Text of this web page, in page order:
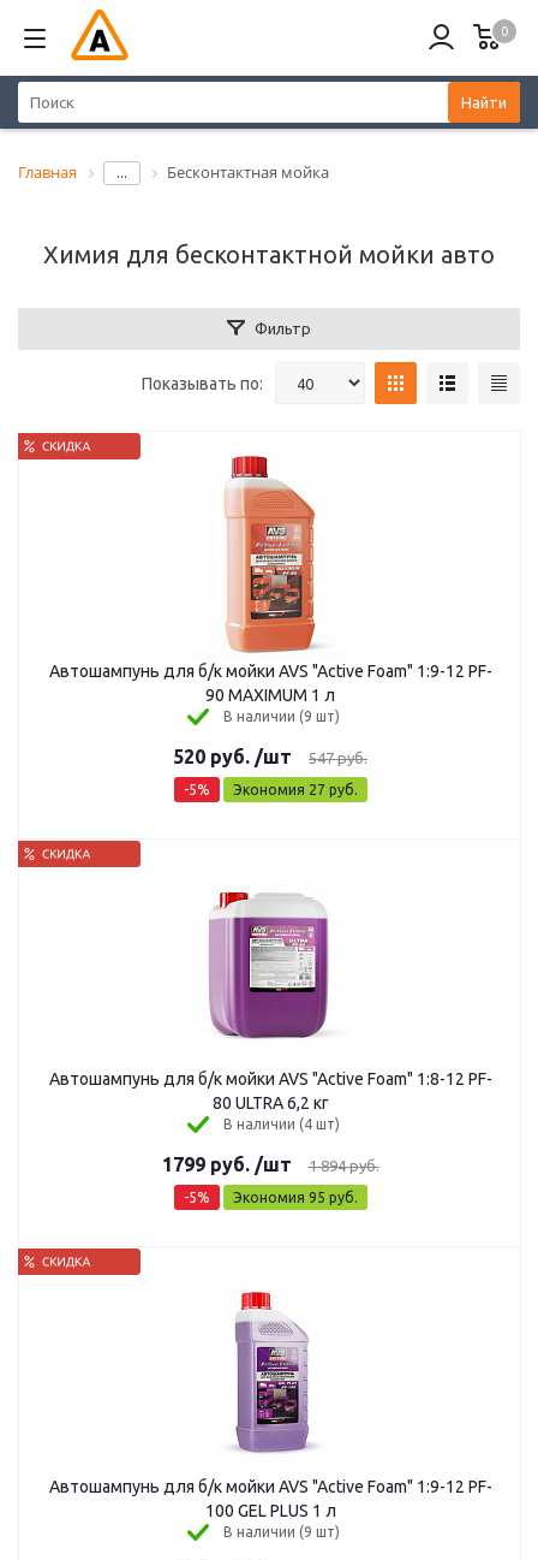
0
Найти
Главная ... Бесконтактная мойка
Химия для бесконтактной мойки авто
Фильтр
Показывать по:
Автошампунь для б/к мойки AVS "Active Foam" 1:9-12 PF-
90 MAXIMUM 1 л
В наличии (9 шт)
520 руб. /шт 547руб.
-5% Экономия 27 руб.
Автошампунь для б/к мойки AVS "Active Foam" 1:8-12 PF-
80 ULTRA 6,2 кг
В наличии (4 шт)
1799руб. /шт 1 894руб.
-5% Экономия 95 руб.
Автошампунь для б/к мойки AVS "Active Foam" 1:9-12 PF-
100 GEL PLUS 1 л
В наличии (9 шт)